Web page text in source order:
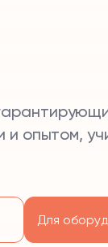
и опытом,
Для